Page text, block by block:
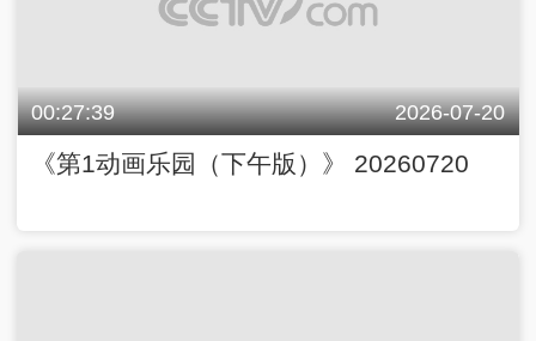
00:27:39 2026-07-20
《第1动画乐园（下午版）》 20260720